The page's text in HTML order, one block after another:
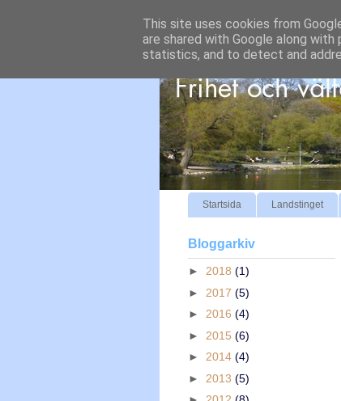
Startsida Landstinget
Bloggarkiv
► 2018 (1)
► 2017 (5)
► 2016 (4)
► 2015 (6)
► 2014 (4)
► 2013 (5)
This site uses cookies from
are shared with Google along
statistics, and to detect and